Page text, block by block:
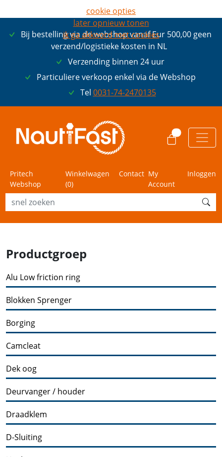
Bij bestelling via de webshop vanaf Eur 500,00 geen
verzend/logistieke kosten in NL
Verzending binnen 24 uur
Particuliere verkoop enkel via de Webshop
Tel 0031-74-2470135
Pritech
Webshop
Winkelwagen
(0)
Contact My
Account
Inloggen
Productgroep
Alu Low friction ring
Blokken Sprenger
Borging
Camcleat
Dek oog
Deurvanger / houder
Draadklem
D-Sluiting
cookie opties
later opnieuw tonen
ik ga akkoord met cookies